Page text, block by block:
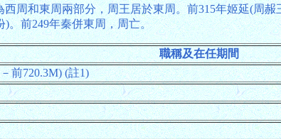
周和東周兩部分，周王居於東周。前315年姬延(周
。前249年秦併東周，周亡。
職稱及在任期間
前720.3M) (註1)